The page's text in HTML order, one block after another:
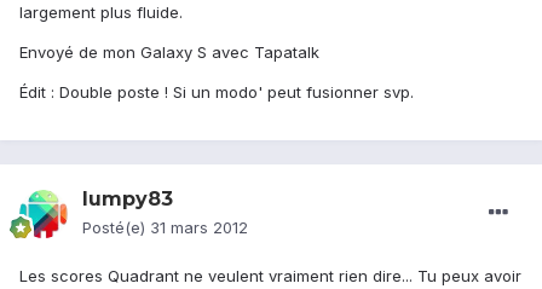
largement plus fluide.
Envoyé de mon Galaxy S avec Tapatalk
Édit : Double poste ! Si un modo' peut fusionner svp.
lumpy83
Posté(e) 31 mars 2012
Les scores Quadrant ne veulent vraiment rien dire... Tu peux avoir